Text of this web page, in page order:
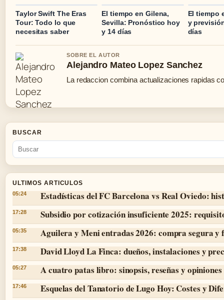
Taylor Swift The Eras
Tour: Todo lo que
necesitas saber
El tiempo en Gilena,
Sevilla: Pronóstico hoy
y 14 días
El tiempo
y
días
SOBRE EL AUTOR
Alejandro Mateo Lopez Sanchez
La redaccion combina actualizaciones rapidas
BUSCAR
ULTIMOS ARTICULOS
05:24 Estadísticas del FC Barcelona vs Real Oviedo:
17:28 Subsidio por cotización insuficiente 2025:
05:35 Aguilera y Meni entradas 2026: compra segura y
17:38 David Lloyd La Finca: dueños, instalaciones y
05:27 A cuatro patas libro: sinopsis, reseñas y opiniones
17:46 Esquelas del Tanatorio de Lugo Hoy: Costes y